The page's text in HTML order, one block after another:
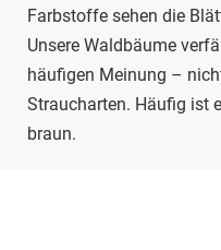
Farbstoffe sehen die
Unsere Waldbäume
häufigen Meinung –
Straucharten. Häufig ist
braun.